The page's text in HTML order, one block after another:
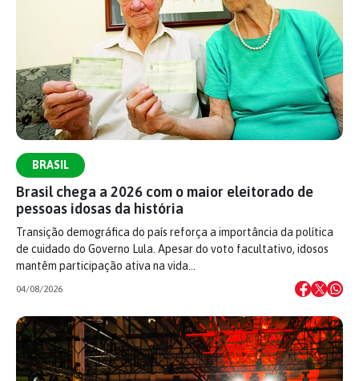
BRASIL
Brasil chega a 2026 com o maior eleitorado de
pessoas idosas da história
Transição demográfica do país reforça a importância da política
de cuidado do Governo Lula. Apesar do voto facultativo, idosos
mantêm participação ativa na vida…
04/08/2026